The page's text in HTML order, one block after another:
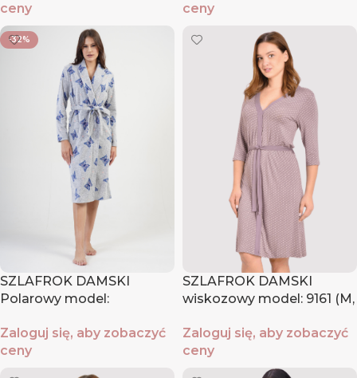
ceny
ceny
-32%
SZLAFROK DAMSKI
Polarowy model:
Zaloguj się, aby zobaczyć
ceny
SZLAFROK DAMSKI
wiskozowy model: 9161 (M,
Zaloguj się, aby zobaczyć
ceny